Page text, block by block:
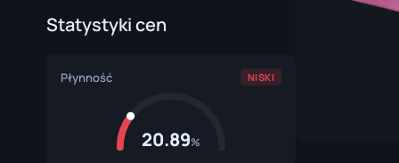
Rękawice Sportowe
Nóż Flip
Statystyki cen
Płynność NISKI
20.89%